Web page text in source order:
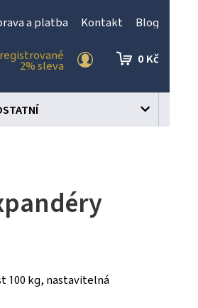
a platba Kontakt Blog
2% sleva
0 Kč
100 kg, nastavitelná